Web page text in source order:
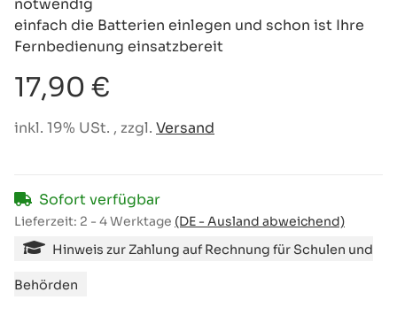
notwendig
einfach die Batterien einlegen und schon ist Ihre
Fernbedienung einsatzbereit
17,90 €
inkl. 19% USt. , zzgl. Versand
Sofort verfügbar
Lieferzeit: 2 - 4 Werktage (DE - Ausland abweichend)
Hinweis zur Zahlung auf Rechnung für Schulen und
Behörden